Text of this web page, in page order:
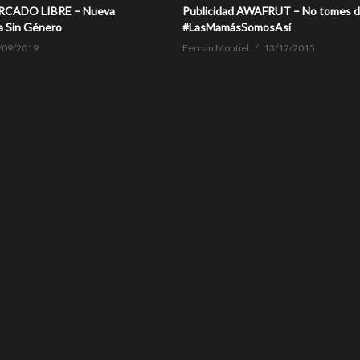
LIBRE – Nueva
Sin Género
2019
Publicidad AWAFRUT – No tomes
#‎LasMamásSomosAsí‬
Fernan Montiel 13/12/2015